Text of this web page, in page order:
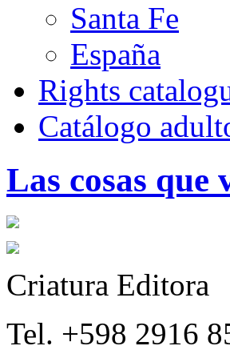
Santa Fe
España
Rights
Catálogo
Las cosas que
Criatura Editora
Tel. +598 2916